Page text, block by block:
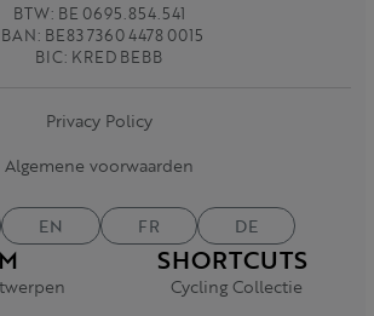
SHORTCUTS
Cycling Collectie
BTW: BE 0695.854.541
BE83 7360 4478 0015
BIC: KRED BEBB
Privacy Policy
Algemene voorwaarden
EN FR DE